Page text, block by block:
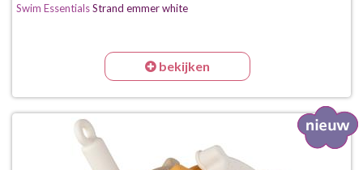
Swim EssentialsStrand emmer white
bekijken